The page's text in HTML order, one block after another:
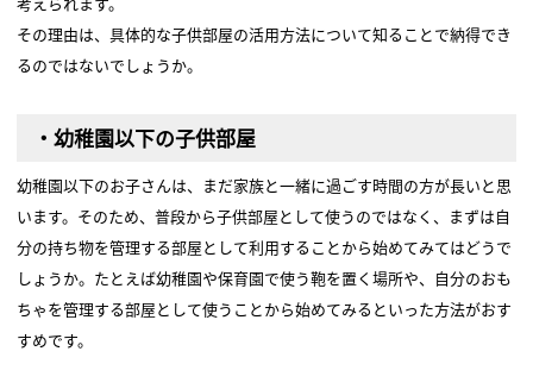
その理由は、具体的な子供部屋の活用方法について知ることで納得でき
るのではないでしょうか。
・幼稚園以下の子供部屋
幼稚園以下のお子さんは、まだ家族と一緒に過ごす時間の方が長いと思
います。そのため、普段から子供部屋として使うのではなく、まずは自
分の持ち物を管理する部屋として利用することから始めてみてはどうで
しょうか。たとえば幼稚園や保育園で使う鞄を置く場所や、自分のおも
ちゃを管理する部屋として使うことから始めてみるといった方法がおす
すめです。